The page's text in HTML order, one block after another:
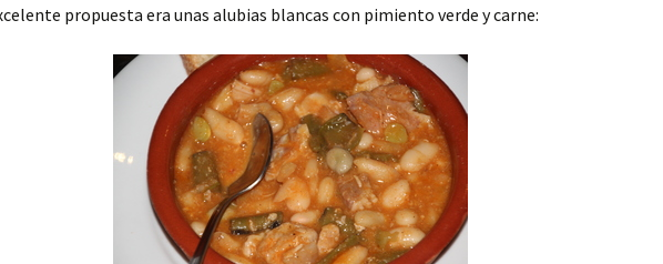
propuesta era unas alubias blancas con pimiento verde y carne: